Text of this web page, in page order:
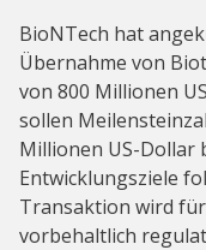
BioNTech hat
Übernahme von
von 800 Millionen
sollen
Millionen US-Dollar
Entwicklungsziele
Transaktion wird
vorbehaltlich